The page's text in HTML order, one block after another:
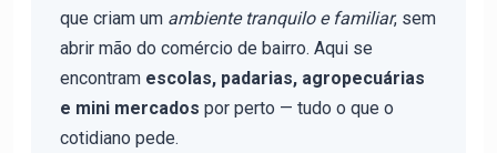
que criam um ambiente tranquilo e familiar, sem
abrir mão do comércio de bairro. Aqui se
encontram escolas, padarias, agropecuárias
e mini mercados por perto — tudo o que o
cotidiano pede.